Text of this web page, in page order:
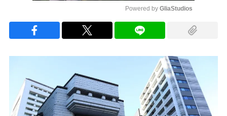
Powered by GliaStudios